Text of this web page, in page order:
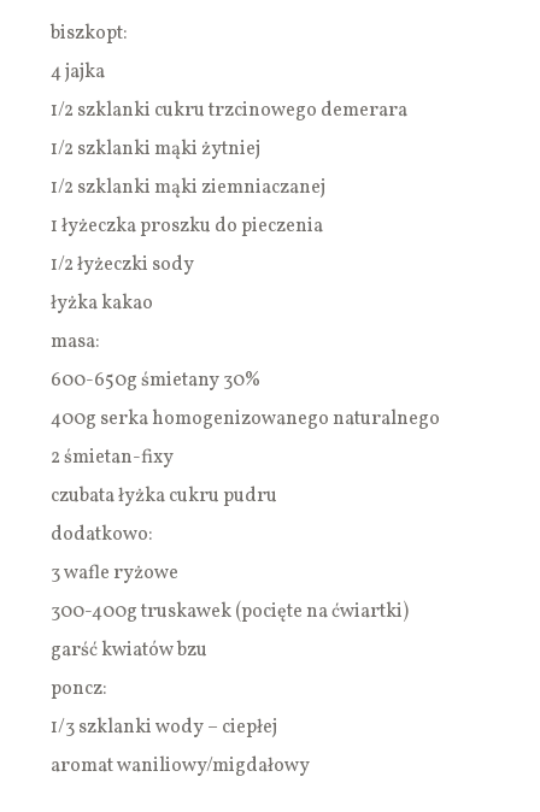
biszkopt:
4 jajka
1/2 szklanki cukru trzcinowego demerara
1/2 szklanki mąki żytniej
1/2 szklanki mąki ziemniaczanej
1 łyżeczka proszku do pieczenia
1/2 łyżeczki sody
łyżka kakao
masa:
600-650g śmietany 30%
400g serka homogenizowanego naturalnego
2 śmietan-fixy
czubata łyżka cukru pudru
dodatkowo:
3 wafle ryżowe
300-400g truskawek (pocięte na ćwiartki)
garść kwiatów bzu
poncz:
1/3 szklanki wody – ciepłej
aromat waniliowy/migdałowy